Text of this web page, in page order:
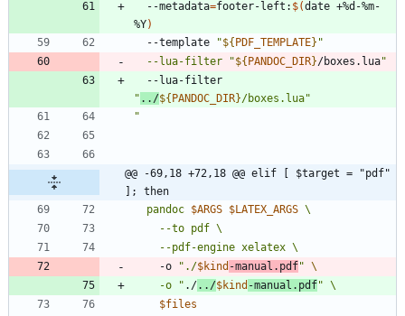
  --metadata
=footer-left: $(date +%d-%m-
%Y)
  --template
"${ PDF_TEMPLATE} "
  --lua-filter "
${ PANDOC_DIR}/boxes.lua"
" ../${ PANDOC_DIR}/boxes.lua"
"
@@ -69,18 +72,18 @@ elif [ $target = "pdf"
]; then
  pandoc
$ARGS $LATEX_ARGS
    -o
" ./$kind -manual.pdf"
    -o
" ./../$kind -manual.pdf"
$files